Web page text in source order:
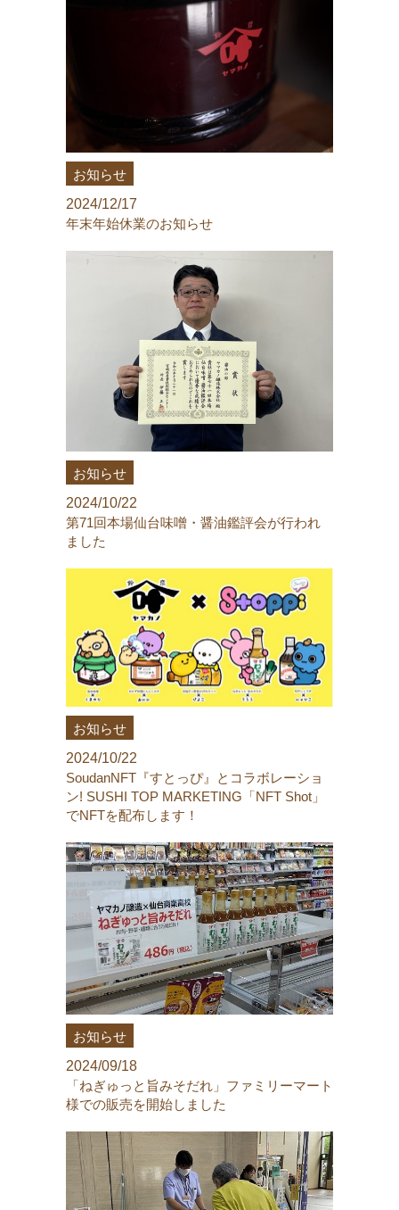
お知らせ
2024/12/17
年末年始休業のお知らせ
お知らせ
2024/10/22
第71回本場仙台味噌・醤油鑑評会が行われ
ました
お知らせ
2024/10/22
SoudanNFT『すとっぴ』とコラボレーショ
ン! SUSHI TOP MARKETING「NFT Shot」
でNFTを配布します！
お知らせ
2024/09/18
「ねぎゅっと旨みそだれ」ファミリーマート
様での販売を開始しました